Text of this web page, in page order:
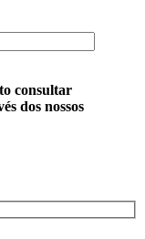
consultar
dos nossos